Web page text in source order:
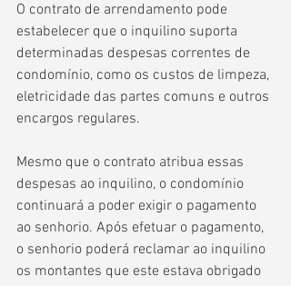
O contrato de arrendamento pode
estabelecer que o inquilino suporta
determinadas despesas correntes de
condomínio, como os custos de limpeza,
eletricidade das partes comuns e outros
encargos regulares.
Mesmo que o contrato atribua essas
despesas ao inquilino, o condomínio
continuará a poder exigir o pagamento
ao senhorio. Após efetuar o pagamento,
o senhorio poderá reclamar ao inquilino
os montantes que este estava obrigado